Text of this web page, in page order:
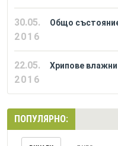
30.05.
2016
Общо
22.05.
2016
Хрипове
ПОПУЛЯРНО: